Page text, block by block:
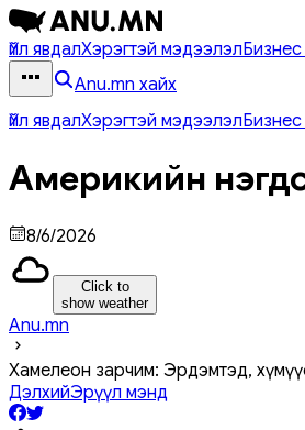
Үйл явдалХэрэгтэй мэдээлэл
Anu.mn хайх
Үйл явдалХэрэгтэй мэдээлэл
Америкийн
8/6/2026
Click to
show weather
Anu.mn
Хамелеон зарчим: Эрдэмтэд,
ДэлхийЭрүүл мэнд